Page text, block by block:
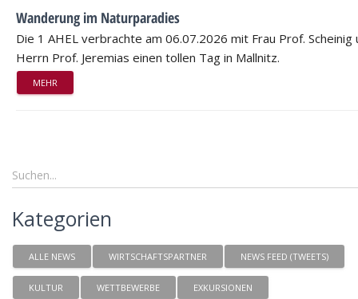
Wanderung im Naturparadies
Die 1 AHEL verbrachte am 06.07.2026 mit Frau Prof. Scheinig
Herrn Prof. Jeremias einen tollen Tag in Mallnitz.
MEHR
Kategorien
ALLE NEWS WIRTSCHAFTSPARTNER NEWS FEED (TWEETS)
KULTUR WETTBEWERBE EXKURSIONEN